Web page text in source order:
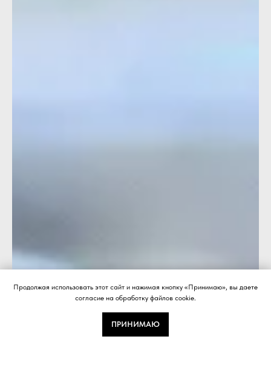
Продолжая использовать этот сайт и нажимая кнопку «Принимаю», вы даете
согласие на обработку файлов cookie.
ПРИНИМАЮ